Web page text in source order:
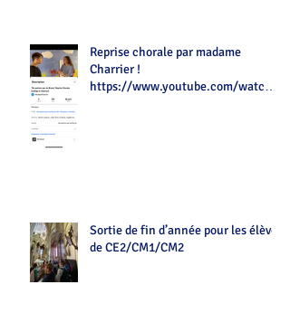
Reprise chorale par madame
Charrier !
https://www.youtube.com/watch?
Sortie de fin d’année pour les élèves
de CE2/CM1/CM2